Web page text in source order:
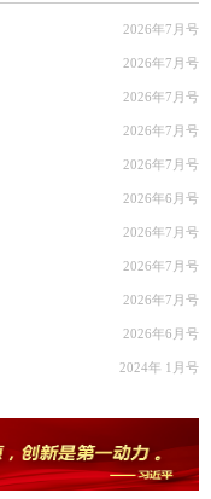
2026年7月号
2026年7月号
2026年7月号
2026年7月号
2026年7月号
2026年6月号
2026年7月号
2026年7月号
2026年7月号
2026年6月号
2024年 1月号